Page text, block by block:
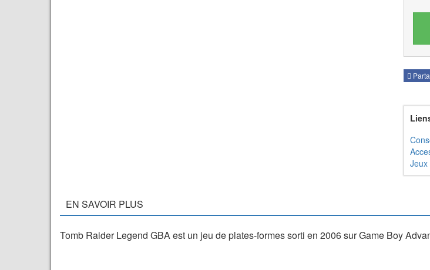
Jeux
EN SAVOIR PLUS
Tomb Raider Legend GBA est un jeu de plates-formes sorti en 2006 sur Game Boy